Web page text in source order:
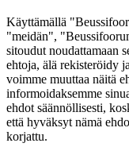
Käyttämällä
"meidän",
sitoudut noudattamaan
ehtoja, älä rekisteröidy
voimme muuttaa näitä
informoidaksemme
ehdot säännöllisesti,
että hyväksyt nämä
korjattu.